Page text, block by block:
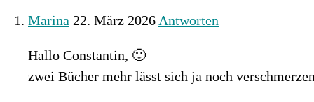
Marina 22. März 2026 Antworten
Hallo Constantin, 🙂
zwei Bücher mehr lässt sich ja noch